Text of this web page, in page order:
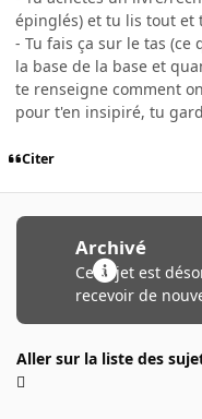
épinglés) et tu lis tout et
- Tu fais ça sur le tas (ce
la base de la base et
te renseigne comment
pour t'en insipiré, tu
Citer
Archivé
Ce sujet est
recevoir de
Aller sur la liste des